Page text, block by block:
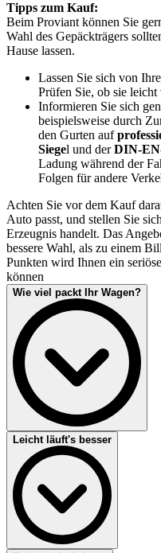
Tipps zum Kauf:
Beim Proviant können Sie
Wahl des Gepäckträgers
Hause lassen.
Lassen Sie sich von
Prüfen Sie, ob sie
Informieren Sie sich
beispielsweise durch
den Gurten auf
Siegel und derDIN-
Ladung während der
Folgen für andere
Achten Sie vor dem Kauf
Auto passt, und stellen Sie
Erzeugnis handelt. Das
bessere Wahl, als zu einem
Punkten wird Ihnen ein
können
Wie viel packt Ihr Wagen?
Anders als Gepäck im Inneren
einzelne Fahrzeugpartien.
Gewicht Ihr Gepäckträger
sich diesbezüglich keine
Fahrzeugs, fragen Sie
Fahrzeughersteller nach.
Gepäckträgers (ggf.
Gepäckgewicht zusammen
zur zulässigen Dachlast bzw.
Leicht läuft's besser